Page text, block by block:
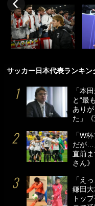
サッカー日本代表ランキン
「本
と“最
あり
た」
「W
だが…
直前
さん》
「え
鎌田
トッ